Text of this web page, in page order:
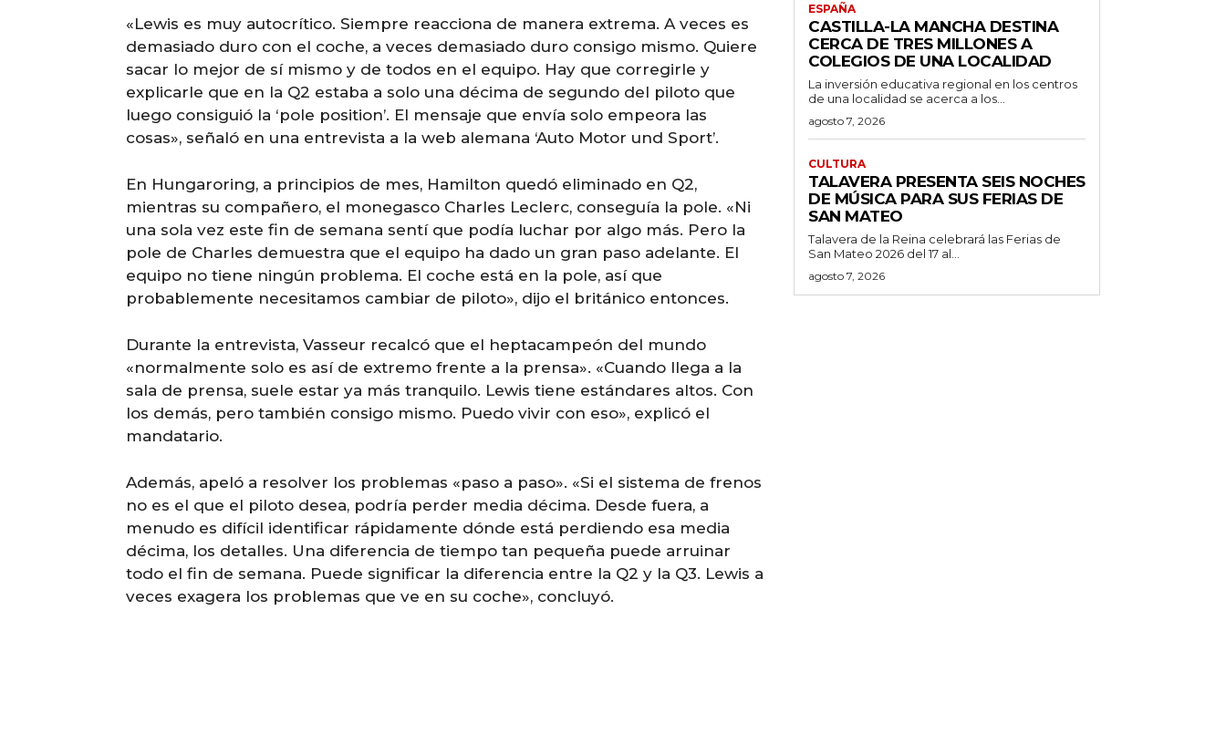
«Lewis es muy autocrítico. Siempre reacciona de manera extrema. A veces es
demasiado duro con el coche, a veces demasiado duro consigo mismo. Quiere
sacar lo mejor de sí mismo y de todos en el equipo. Hay que corregirle y
explicarle que en la Q2 estaba a solo una décima de segundo del piloto que
luego consiguió la ‘pole position’. El mensaje que envía solo empeora las
cosas», señaló en una entrevista a la web alemana ‘Auto Motor und Sport’.
En Hungaroring, a principios de mes, Hamilton quedó eliminado en Q2,
mientras su compañero, el monegasco Charles Leclerc, conseguía la pole. «Ni
una sola vez este fin de semana sentí que podía luchar por algo más. Pero la
pole de Charles demuestra que el equipo ha dado un gran paso adelante. El
equipo no tiene ningún problema. El coche está en la pole, así que
probablemente necesitamos cambiar de piloto», dijo el británico entonces.
Durante la entrevista, Vasseur recalcó que el heptacampeón del mundo
«normalmente solo es así de extremo frente a la prensa». «Cuando llega a la
sala de prensa, suele estar ya más tranquilo. Lewis tiene estándares altos. Con
los demás, pero también consigo mismo. Puedo vivir con eso», explicó el
mandatario.
Además, apeló a resolver los problemas «paso a paso». «Si el sistema de frenos
no es el que el piloto desea, podría perder media décima. Desde fuera, a
menudo es difícil identificar rápidamente dónde está perdiendo esa media
décima, los detalles. Una diferencia de tiempo tan pequeña puede arruinar
todo el fin de semana. Puede significar la diferencia entre la Q2 y la Q3. Lewis a
veces exagera los problemas que ve en su coche», concluyó.
ESPAÑA
CASTILLA-LA MANCHA DESTINA
CERCA DE TRES MILLONES A
COLEGIOS DE UNA LOCALIDAD
La inversión educativa regional en los centros
de una localidad se acerca a los...
agosto 7, 2026
CULTURA
TALAVERA PRESENTA SEIS NOCHES
DE MÚSICA PARA SUS FERIAS DE
SAN MATEO
Talavera de la Reina celebrará las Ferias de
San Mateo 2026 del 17 al...
agosto 7, 2026